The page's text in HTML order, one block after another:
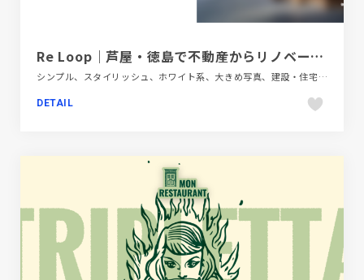
Re Loop｜芦屋・徳島で不動産からリノベーション、建物の再生までを一続きに。
シンプル、スタイリッシュ、ホワイト系、大きめ写真、建設・住宅・不動産、施設・店舗サイト
DETAIL